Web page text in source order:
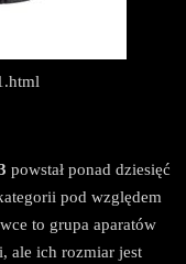
powstał ponad dziesięć
pod względem
to grupa aparatów
ale ich rozmiar jest